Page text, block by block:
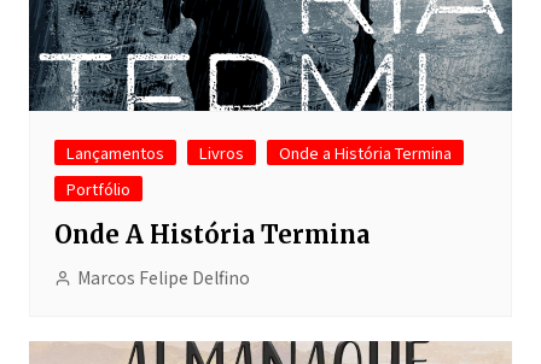
Lançamentos Livros
Onde a História Termina
Portfólio
Onde A História Termina
Marcos Felipe Delfino